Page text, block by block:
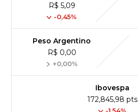
R$ 5,09
-0,45%
Peso Argentino
R$ 0,00
+0,00%
Ibovespa
172,845,98 pts